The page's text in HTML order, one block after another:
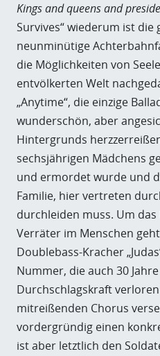
Kings and queens and
Survives“ wiederum ist die
neunminütige
die Möglichkeiten von
entvölkerten Welt
„Anytime“, die einzige
wunderschön, aber
Hintergrunds
sechsjährigen Mädchens
und ermordet wurde und
Familie, hier vertreten
durchleiden muss. Um
Verräter im Menschen
Doublebass-Kracher
Nummer, die auch 30
Durchschlagskraft
mitreißenden Chorus
vordergründig einen
ist aber letztlich den